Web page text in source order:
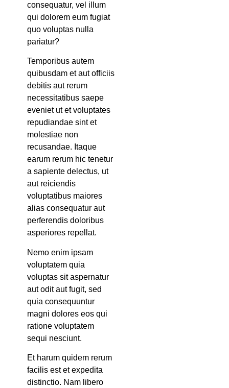
consequatur, vel illum
qui dolorem eum fugiat
quo voluptas nulla
pariatur?
Temporibus autem
quibusdam et aut officiis
debitis aut rerum
necessitatibus saepe
eveniet ut et voluptates
repudiandae sint et
molestiae non
recusandae. Itaque
earum rerum hic tenetur
a sapiente delectus, ut
aut reiciendis
voluptatibus maiores
alias consequatur aut
perferendis doloribus
asperiores repellat.
Nemo enim ipsam
voluptatem quia
voluptas sit aspernatur
aut odit aut fugit, sed
quia consequuntur
magni dolores eos qui
ratione voluptatem
sequi nesciunt.
Et harum quidem rerum
facilis est et expedita
distinctio. Nam libero